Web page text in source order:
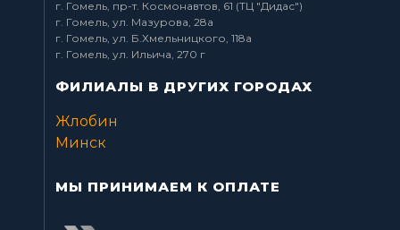
г. Гомель, пр-т. Космонавтов, 61 (ТЦ "Дидас")
г. Гомель, ул. Мазурова, 28а
г. Гомель, ул. Б.Хмельницкого, 118а
г. Гомель, ул. Ильича, 270 г
ФИЛИАЛЫ В ДРУГИХ ГОРОДАХ
Жлобин
Минск
МЫ ПРИНИМАЕМ К ОПЛАТЕ